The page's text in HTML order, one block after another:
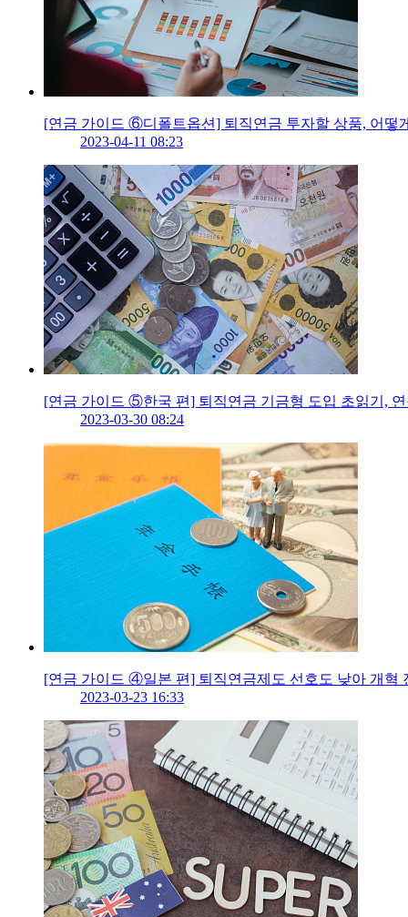
[연금 가이드 ⑥디폴트옵션] 퇴직연금 투자할 상품, 어떻
2023-04-11 08:23
[연금 가이드 ⑤한국 편] 퇴직연금 기금형 도입 초읽기,
2023-03-30 08:24
[연금 가이드 ④일본 편] 퇴직연금제도 선호도 낮아 개혁
2023-03-23 16:33